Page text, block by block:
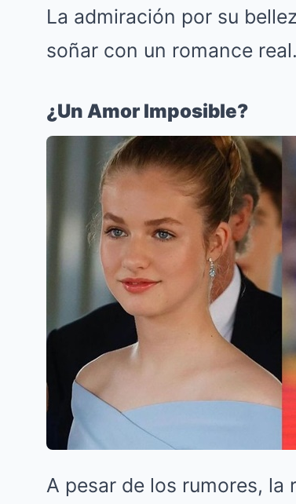
La admiración por su
soñar con un romance real.
¿Un Amor Imposible?
A pesar de los rumores, la